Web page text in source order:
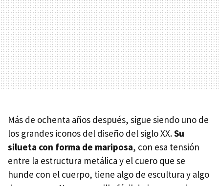
Más de ochenta años después, sigue siendo uno de
los grandes iconos del diseño del siglo XX.Su
silueta con forma de mariposa, con esa tensión
entre la estructura metálica y el cuero que se
hunde con el cuerpo, tiene algo de escultura y algo